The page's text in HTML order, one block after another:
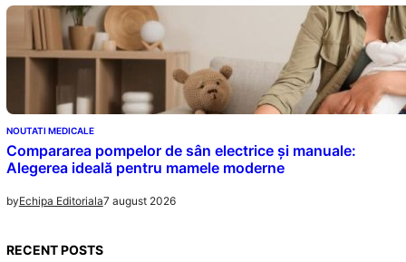
NOUTATI MEDICALE
Compararea pompelor de sân electrice și manuale:
Alegerea ideală pentru mamele moderne
byEchipa Editoriala7 august 2026
RECENT POSTS